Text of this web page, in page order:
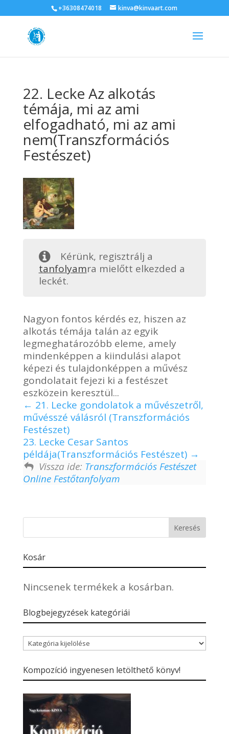
+36308474018 kinva@kinvaart.com
22. Lecke Az alkotás
témája, mi az ami
elfogadható, mi az ami
nem(Transzformációs
Festészet)
Kérünk, regisztrálj a
tanfolyamra mielőtt elkezded a
leckét.
Nagyon fontos kérdés ez, hiszen az
alkotás témája talán az egyik
legmeghatározóbb eleme, amely
mindenképpen a kiindulási alapot
képezi és tulajdonképpen a művész
gondolatait fejezi ki a festészet
eszközein keresztül...
21. Lecke gondolatok a művészetről,
művésszé válásról (Transzformációs
Festészet)
23. Lecke Cesar Santos
példája(Transzformációs Festészet)
Vissza ide: Transzformációs Festészet
Online Festőtanfolyam
Kosár
Nincsenek termékek a kosárban.
Blogbejegyzések kategóriái
Blogbejegyzések
kategóriái
Kompozíció ingyenesen letölthető könyv!